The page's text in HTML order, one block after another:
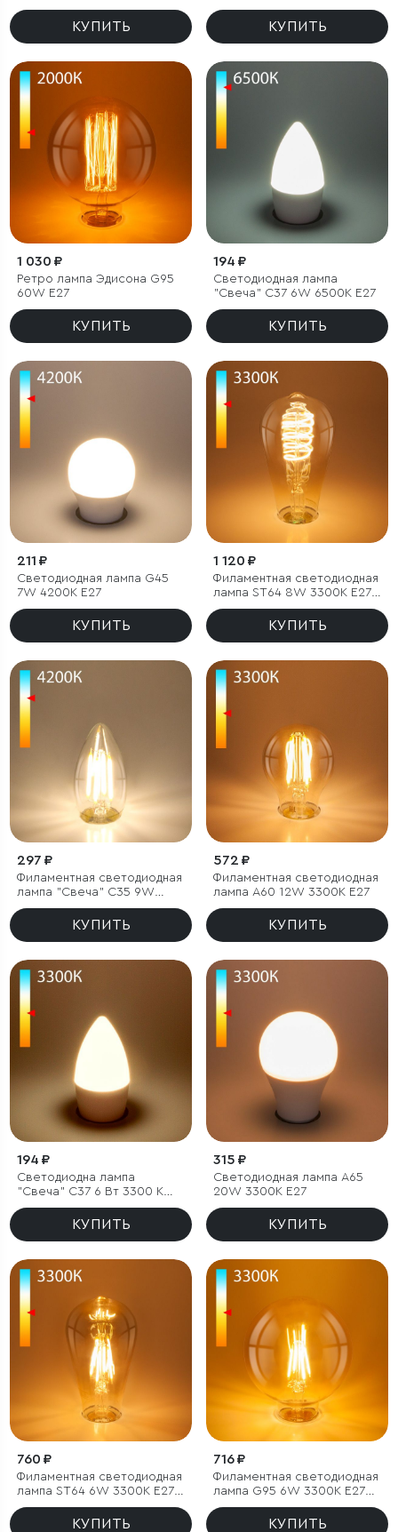
E27 А65
КУПИТЬ
тонированная
КУПИТЬ
1 030 ₽
Ретро лампа Эдисона G95
60W E27
КУПИТЬ
194 ₽
Светодиодная лампа
"Свеча" C37 6W 6500K E27
КУПИТЬ
211 ₽
Светодиодная лампа G45
7W 4200K E27
КУПИТЬ
1 120 ₽
Филаментная светодиодная
лампа ST64 8W 3300K E27
тонированная
КУПИТЬ
297 ₽
Филаментная светодиодная
лампа "Свеча" C35 9W
4200K E27 (C35
прозрачный)КУПИТЬ
572 ₽
Филаментная светодиодная
лампа А60 12W 3300K E27
КУПИТЬ
194 ₽
Светодиодна лампа
"Свеча" C37 6 Вт 3300 K
E27
КУПИТЬ
315 ₽
Светодиодная лампа А65
20W 3300K E27
КУПИТЬ
760 ₽
Филаментная светодиодная
лампа ST64 6W 3300K E27
тонированная
КУПИТЬ
716 ₽
Филаментная светодиодная
лампа G95 6W 3300K E27
тонированная
КУПИТЬ